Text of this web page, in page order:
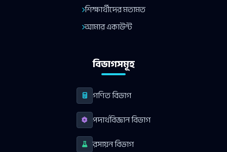
শিক্ষার্থীদের মতামত
আমার একাউন্ট
বিভাগসমূহ
গণিত বিভাগ
পদার্থবিজ্ঞান বিভাগ
রসায়ন বিভাগ